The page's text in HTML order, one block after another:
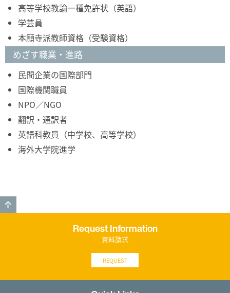
高等学校教諭一種免許状（英語）
学芸員
本願寺派教師資格（受験資格）
めざす職業・進路
民間企業の国際部門
国際機関職員
NPO／NGO
翻訳・通訳者
英語科教員（中学校、高等学校）
海外大学院進学
Request Information
資料請求
REQUEST